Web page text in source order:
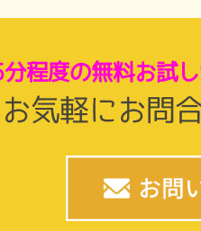
程度の無料お試
お気軽にお問